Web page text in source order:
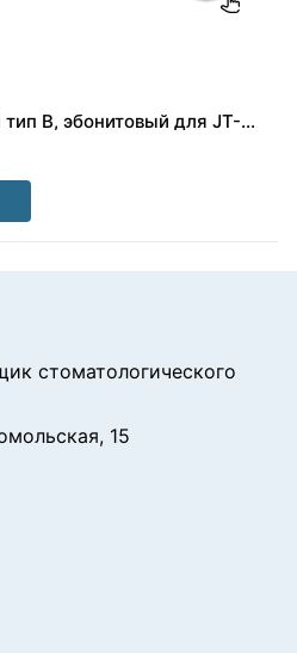
Столик установочный тип В, эбонитовый для JT-20, черный, YJMF (Китай)
стоматологического
15